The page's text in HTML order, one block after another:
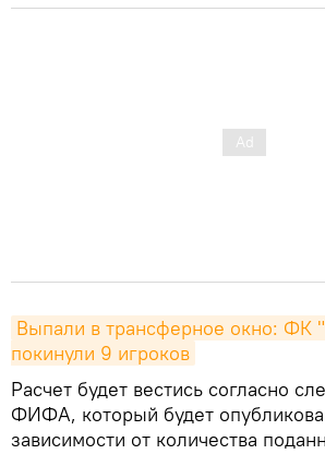
Выпали в трансферное окно: ФК
покинули 9 игроков
Расчет будет вестись согласно
ФИФА, который будет
зависимости от количества